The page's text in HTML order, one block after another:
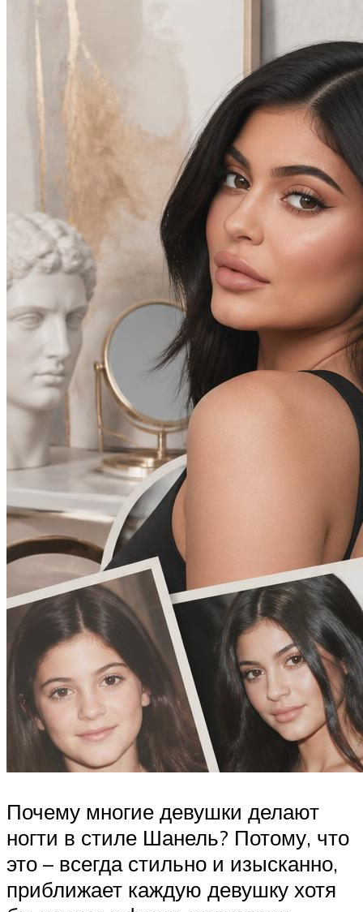
Почему многие девушки делают
ногти в стиле Шанель? Потому, что
это – всегда стильно и изысканно,
приближает каждую девушку хотя